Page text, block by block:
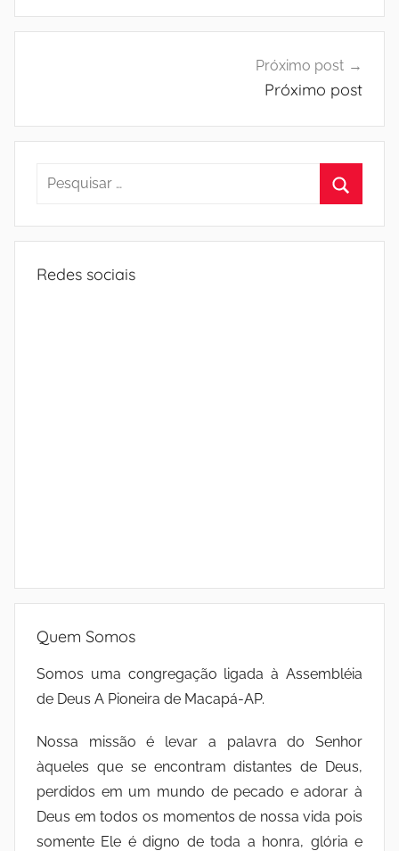
Próximo post
Próximo post
Pesquisar
Redes sociais
Quem Somos
Somos uma congregação ligada à Assembléia
de Deus A Pioneira de Macapá-AP.
Nossa missão é levar a palavra do Senhor
àqueles que se encontram distantes de Deus,
perdidos em um mundo de pecado e adorar à
Deus em todos os momentos de nossa vida pois
somente Ele é digno de toda a honra, glória e